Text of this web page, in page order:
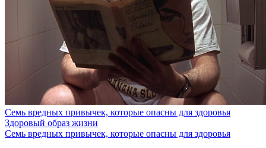
Семь вредных привычек, которые опасны для здоровья
Здоровый образ жизни
Семь вредных привычек, которые опасны для здоровья